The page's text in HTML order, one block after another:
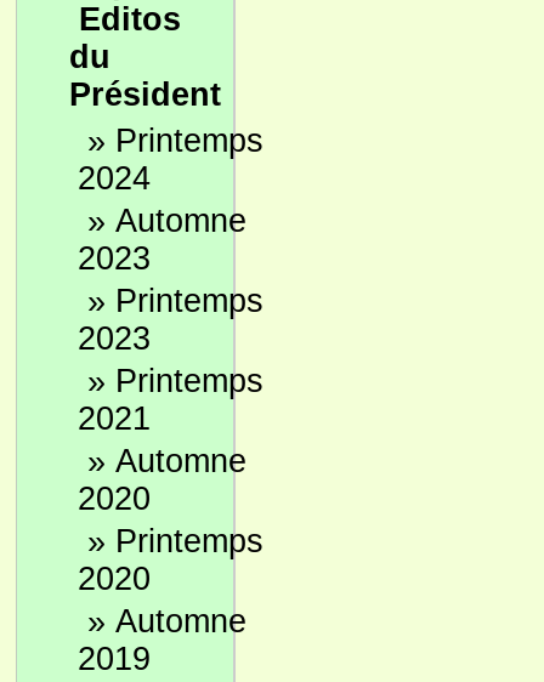
Editos
du
Président
» Printemps
2024
» Automne
2023
» Printemps
2023
» Printemps
2021
» Automne
2020
» Printemps
2020
» Automne
2019